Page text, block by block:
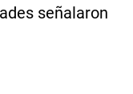
señalaron